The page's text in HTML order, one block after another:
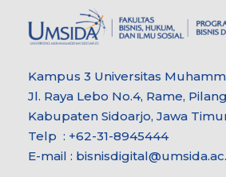
Kampus 3 Universitas
Jl. Raya Lebo No.4, Rame,
Kabupaten Sidoarjo, Jawa
Telp : +62-31-8945444
E-mail :